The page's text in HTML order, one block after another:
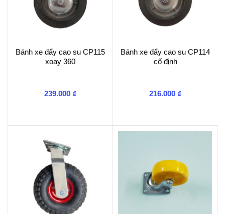
Bánh xe đẩy cao su CP115
xoay 360
239.000 ₫
Bánh xe đẩy cao su CP114
cố định
216.000 ₫